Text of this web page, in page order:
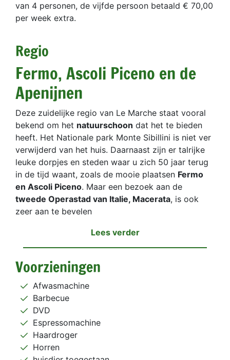
van 4 personen, de vijfde persoon betaald € 70,00
per week extra.
Regio
Fermo, Ascoli Piceno en de
Apenijnen
Deze zuidelijke regio van Le Marche staat vooral
bekend om het natuurschoon dat het te bieden
heeft. Het Nationale park Monte Sibillini is niet ver
verwijderd van het huis. Daarnaast zijn er talrijke
leuke dorpjes en steden waar u zich 50 jaar terug
in de tijd waant, zoals de mooie plaatsen Fermo
en Ascoli Piceno. Maar een bezoek aan de
tweede Operastad van Italie, Macerata, is ook
zeer aan te bevelen
Lees verder
Voorzieningen
Afwasmachine
Barbecue
DVD
Espressomachine
Haardroger
Horren